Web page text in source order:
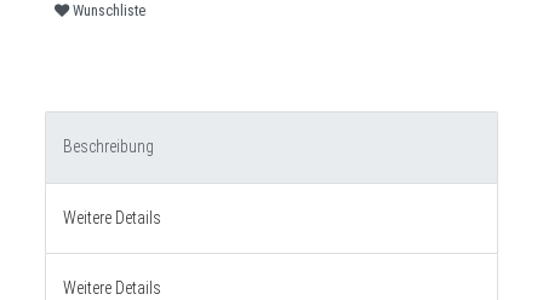
Wunschliste
Beschreibung
Weitere Details
Weitere Details